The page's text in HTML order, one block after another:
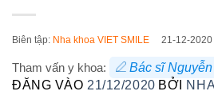
Biên tập: Nha khoa VIET SMILE 21-12-2020
Tham vấn y khoa:
Bác sĩ
ĐĂNG VÀO 21/12/2020 BỞI